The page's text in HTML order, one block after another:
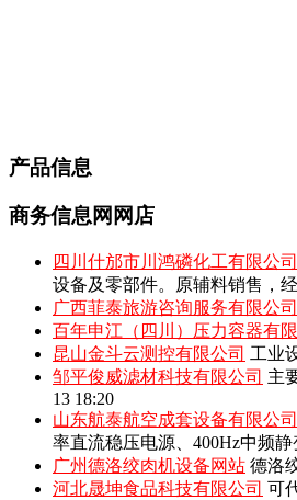
产品信息
商务信息网网店
四川什邡市川鸿磷化工有限公司
设备及零部件。原辅料销售，
广西菲泰旅游咨询服务有限公司
百年申江（四川）压力容器有
昆山金斗云测控有限公司 工业
邹平俊威滤材科技有限公司 主
13 18:20
山东航泰航空成套设备有限公司
率直流稳压电源、400Hz中频
广州德洛绞肉机设备网站 德洛
河北晟坤食品科技有限公司 可